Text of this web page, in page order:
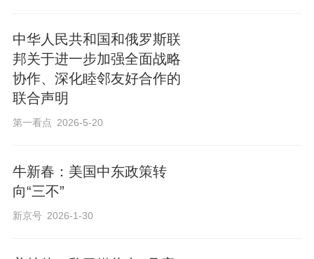
中华人民共和国和俄罗斯联
邦关于进一步加强全面战略
协作、深化睦邻友好合作的
联合声明
第一看点 2026-5-20
牛新春：美国中东政策转
向“三不”
新京号 2026-1-30